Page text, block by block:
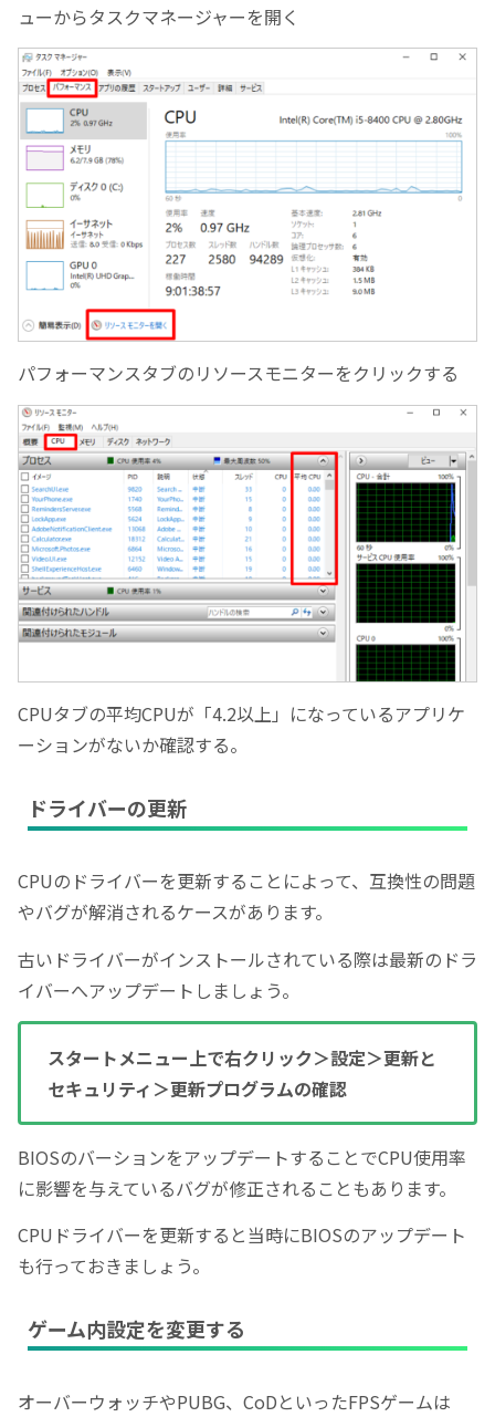
ューからタスクマネージャーを開く
パフォーマンスタブのリソースモニターをクリックする
CPUタブの平均CPUが「4.2以上」になっているアプリケ
ーションがないか確認する。
ドライバーの更新
CPUのドライバーを更新することによって、互換性の問題
やバグが解消されるケースがあります。
古いドライバーがインストールされている際は最新のドラ
イバーへアップデートしましょう。
スタートメニュー上で右クリック＞設定＞更新と
セキュリティ＞更新プログラムの確認
BIOSのバーションをアップデートすることでCPU使用率
に影響を与えているバグが修正されることもあります。
CPUドライバーを更新すると当時にBIOSのアップデート
も行っておきましょう。
ゲーム内設定を変更する
オーバーウォッチやPUBG、CoDといったFPSゲームは